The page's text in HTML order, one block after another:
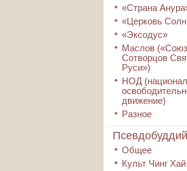
«Страна
«Церковь
«Эксодус»
Маслов («Союз
Сотворцов
Руси»)
НОД
движение)
Разное
Общее
Культ Чинг Хай